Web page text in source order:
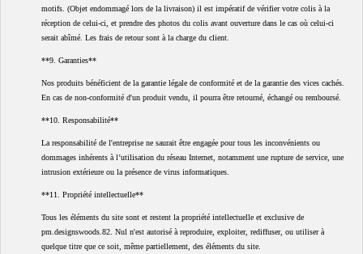
motifs. (Objet endommagé lors de la livraison) il est impératif de vérifier votre colis à la
réception de celui-ci, et prendre des photos du colis avant ouverture dans le cas où celui-ci
serait abîmé. Les frais de retour sont à la charge du client.
**9. Garanties**
Nos produits bénéficient de la garantie légale de conformité et de la garantie des vices cachés.
En cas de non-conformité d'un produit vendu, il pourra être retourné, échangé ou remboursé.
**10. Responsabilité**
La responsabilité de l'entreprise ne saurait être engagée pour tous les inconvénients ou
dommages inhérents à l’utilisation du réseau Internet, notamment une rupture de service, une
intrusion extérieure ou la présence de virus informatiques.
**11. Propriété intellectuelle**
Tous les éléments du site sont et restent la propriété intellectuelle et exclusive de
pm.designswoods.82. Nul n'est autorisé à reproduire, exploiter, rediffuser, ou utiliser à
quelque titre que ce soit, même partiellement, des éléments du site.